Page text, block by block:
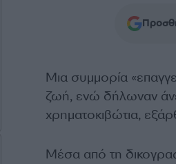
Μια συμμορία
ζωή, ενώ δήλωναν
χρηματοκιβώτια,
Μέσα από τη